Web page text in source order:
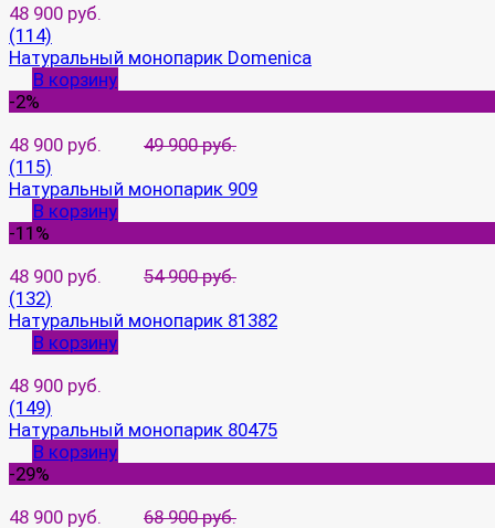
48 900 руб.
(114)
Натуральный монопарик Domenica
В корзину
-2%
48 900 руб.
49 900 руб.
(115)
Натуральный монопарик 909
В корзину
-11%
48 900 руб.
54 900 руб.
(132)
Натуральный монопарик 81382
В корзину
48 900 руб.
(149)
Натуральный монопарик 80475
В корзину
-29%
48 900 руб.
68 900 руб.